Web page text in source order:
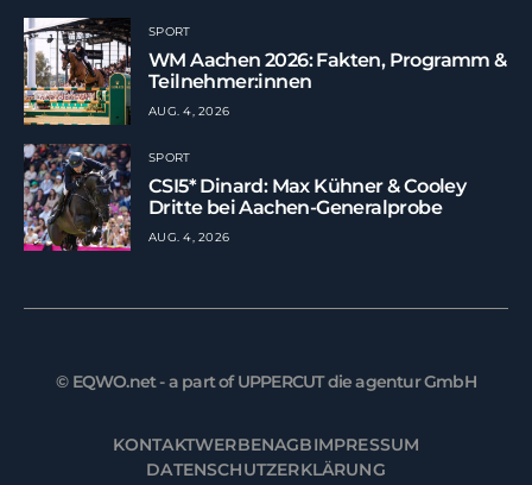
SPORT
WM Aachen 2026: Fakten, Programm &
Teilnehmer:innen
AUG. 4, 2026
SPORT
CSI5* Dinard: Max Kühner & Cooley
Dritte bei Aachen-Generalprobe
AUG. 4, 2026
© EQWO.net - a part of UPPERCUT die agentur GmbH
KONTAKTWERBENAGBIMPRESSUM
DATENSCHUTZERKLÄRUNG